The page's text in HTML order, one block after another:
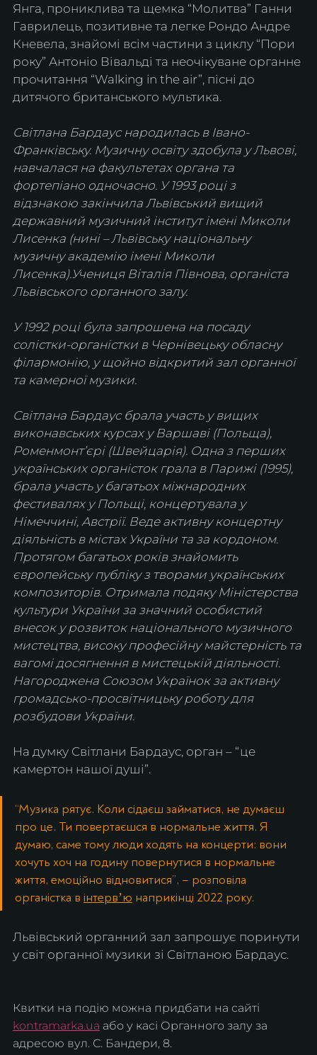
Янга, прониклива та щемка “Молитва” Ганни
Гаврилець, позитивне та легке Рондо Андре
Кневела, знайомі всім частини з циклу “Пори
року” Антоніо Вівальді та неочікуване органне
прочитання “Walking in the air”, пісні до
дитячого британського мультика.
Світлана Бардаус народилась в Івано-
Франківську. Музичну освіту здобула у Львові,
навчалася на факультетах органа та
фортепіано одночасно. У 1993 році з
відзнакою закінчила Львівський вищий
державний музичний інститут імені Миколи
Лисенка (нині – Львівську національну
музичну академію імені Миколи
Лисенка).Учениця Віталія Півнова, органіста
Львівського органного залу.
У 1992 році була запрошена на посаду
солістки-органістки в Чернівецьку обласну
філармонію, у щойно відкритий зал органної
та камерної музики.
Світлана Бардаус брала участь у вищих
виконавських курсах у Варшаві (Польща),
Роменмонт’єрі (Швейцарія). Одна з перших
українських органісток грала в Парижі (1995),
брала участь у багатьох міжнародних
фестивалях у Польщі, концертувала у
Німеччині, Австрії. Веде активну концертну
діяльність в містах України та за кордоном.
Протягом багатьох років знайомить
європейську публіку з творами українських
композиторів. Отримала подяку Міністерства
культури України за значний особистий
внесок у розвиток національного музичного
мистецтва, високу професійну майстерність та
вагомі досягнення в мистецькій діяльності.
Нагороджена Союзом Українок за активну
громадсько-просвітницьку роботу для
розбудови України.
На думку Світлани Бардаус, орган – “це
камертон нашої душі”.
“Музика рятує. Коли сідаєш займатися, не думаєш
про це. Ти повертаєшся в нормальне життя. Я
думаю, саме тому люди ходять на концерти: вони
хочуть хоч на годину повернутися в нормальне
життя, емоційно відновитися”, – розповіла
органістка в інтервʼю наприкінці 2022 року.
Львівський органний зал запрошує поринути
у світ органної музики зі Світланою Бардаус.
Квитки на подію можна придбати на сайті
kontramarka.ua або у касі Органного залу за
адресою вул. С. Бандери, 8.